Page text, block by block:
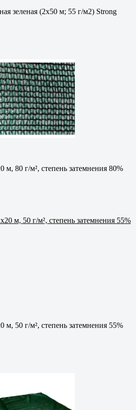
зеленая (2x50 м; 55 г/м2) Strong
м, 80 г/м², степень затемнения 80%
м, 50 г/м², степень затемнения 55%